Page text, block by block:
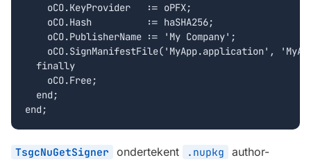
    oCO.KeyProvider   := oPFX;
    oCO.Hash          := haSHA256;
    oCO.PublisherName := 'My Company';
oCO.SignManifestFile('MyApp.application',
  finally
    oCO.Free;
  end;
end;
TsgcNuGetSigner ondertekent .nupkg
author-